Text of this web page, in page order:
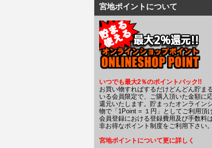
宮地ポイントについて
いつでも最大2％のポイントバック!!
お買い物すればするだけどんどん貯ま
いる会員限定で、ご購入頂いた金額に
還元いたします。貯まったオンライン
物で「1Point = １円」としてご利用頂
会員登録における登録費用及び手数料
非お得なポイント制度をご利用下さい。
宮地ポイントについて更に詳しく